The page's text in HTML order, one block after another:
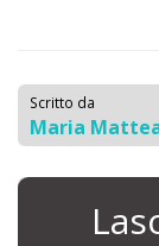
Scritto da
Maria